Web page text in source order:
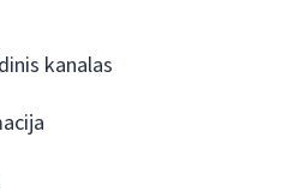
kanalas